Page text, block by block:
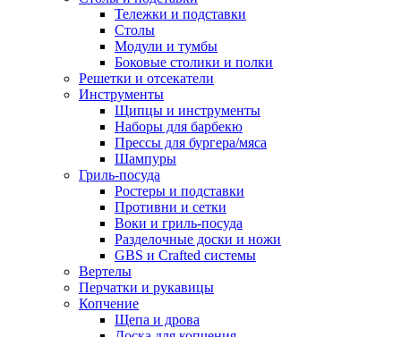
Тележки и подставки
Столы
Модули и тумбы
Боковые столики и полки
Решетки и отсекатели
Инструменты
Щипцы и инструменты
Наборы для барбекю
Прессы для бургера/мяса
Шампуры
Гриль-посуда
Ростеры и подставки
Противни и сетки
Воки и гриль-посуда
Разделочные доски и ножи
GBS и Crafted системы
Вертелы
Перчатки и рукавицы
Копчение
Щепа и дрова